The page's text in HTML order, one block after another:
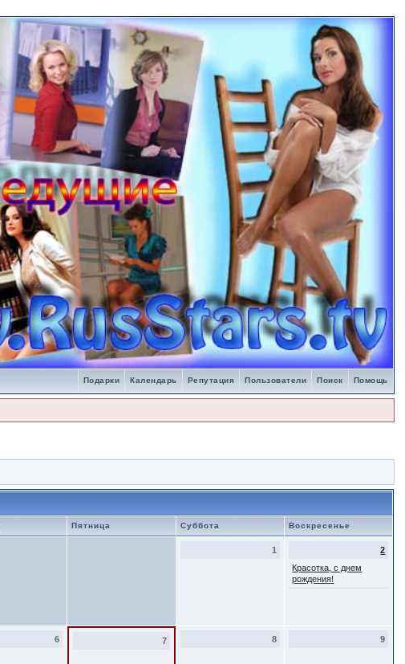
Помощь
Поиск
Пользователи
Репутация
Календарь
Подарки
Пятница Суббота Воскресенье
1
2
Красотка, с днем
рождения!
6 7 8 9